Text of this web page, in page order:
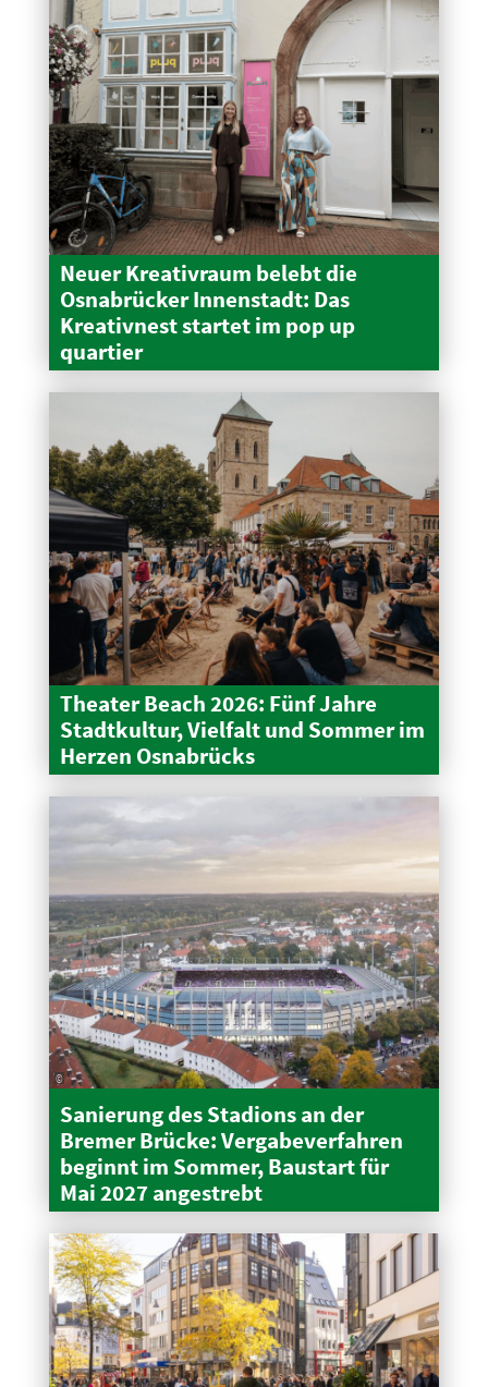
Neuer Kreativraum belebt die
Osnabrücker Innen­stadt: Das
Kreativnest startet im pop up
quartier
Theater Beach 2026: Fünf Jahre
Stadt­kultur, Vielfalt und Sommer im
Herzen Osnabrücks
©
Sanierung des Stadions an der
Bremer Brücke: Verga­be­ver­fahren
beginnt im Sommer, Baustart für
Mai 2027 angestrebt